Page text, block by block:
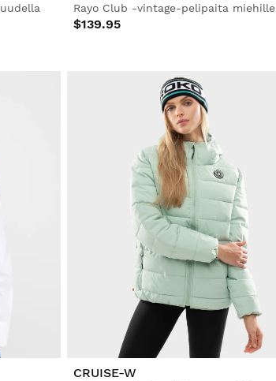
Rayo Club -vintage-pelipaita miehille
$139.95
CRUISE-W